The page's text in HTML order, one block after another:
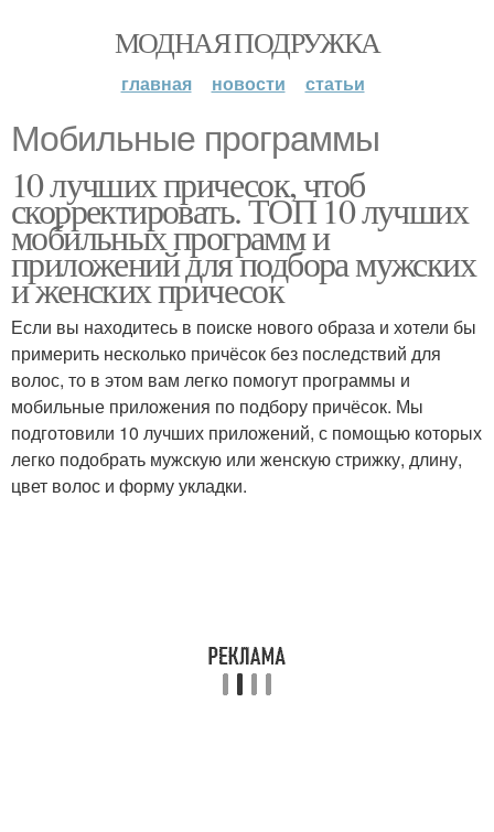
МОДНАЯ ПОДРУЖКА
главная новости статьи
Мобильные программы
10 лучших причесок, чтоб
скорректировать. ТОП 10 лучших
мобильных программ и
приложений для подбора мужских
и женских причесок
Если вы находитесь в поиске нового образа и хотели бы
примерить несколько причёсок без последствий для
волос, то в этом вам легко помогут программы и
мобильные приложения по подбору причёсок. Мы
подготовили 10 лучших приложений, с помощью которых
легко подобрать мужскую или женскую стрижку, длину,
цвет волос и форму укладки.